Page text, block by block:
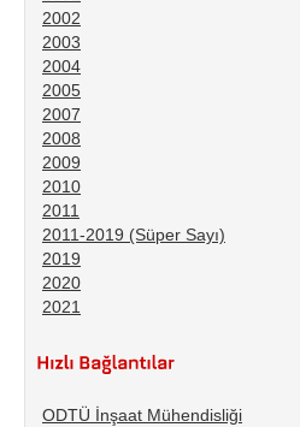
2002
2003
2004
2005
2007
2008
2009
2010
2011
2011-2019 (Süper Sayı)
2019
2020
2021
ODTÜ İnşaat Mühendisliği